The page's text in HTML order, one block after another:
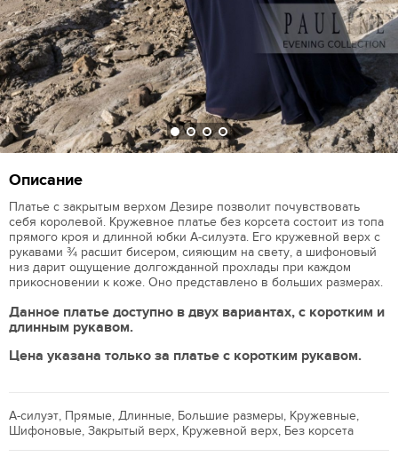
Описание
Платье с закрытым верхом Дезире позволит почувствовать
себя королевой. Кружевное платье без корсета состоит из топа
прямого кроя и длинной юбки А-силуэта. Его кружевной верх с
рукавами ¾ расшит бисером, сияющим на свету, а шифоновый
низ дарит ощущение долгожданной прохлады при каждом
прикосновении к коже. Оно представлено в больших размерах.
Данное платье доступно в двух вариантах, с коротким и
длинным рукавом.
Цена указана только за платье с коротким рукавом.
А-силуэт, Прямые, Длинные, Большие размеры, Кружевные,
Шифоновые, Закрытый верх, Кружевной верх, Без корсета